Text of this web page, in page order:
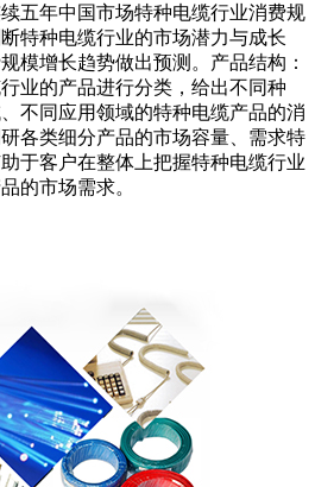
五年中国市场特种电缆行业消费规
特种电缆行业的市场潜力与成长
模增长趋势做出预测。产品结构：
业的产品进行分类，给出不同种
不同应用领域的特种电缆产品的消
各类细分产品的市场容量、需求特
于客户在整体上把握特种电缆行业
的市场需求。